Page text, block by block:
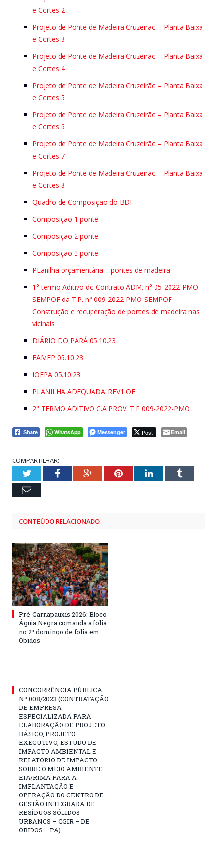
e Cortes 2
Projeto de Ponte de Madeira Cruzeirão – Planta Baixa
e Cortes 3
Projeto de Ponte de Madeira Cruzeirão – Planta Baixa
e Cortes 4
Projeto de Ponte de Madeira Cruzeirão – Planta Baixa
e Cortes 5
Projeto de Ponte de Madeira Cruzeirão – Planta Baixa
e Cortes 6
Projeto de Ponte de Madeira Cruzeirão – Planta Baixa
e Cortes 7
Projeto de Ponte de Madeira Cruzeirão – Planta Baixa
e Cortes 8
Quadro de Composição do BDI
Composição 1 ponte
Composição 2 ponte
Composição 3 ponte
PLanilha orçamentária – pontes de madeira
1° termo Aditivo do Contrato ADM. n° 05-2022-PMO-
SEMPOF da T.P. n° 009-2022-PMO-SEMPOF –
Construção e recuperação de pontes de madeira nas
vicinais
DIÁRIO DO PARÁ 05.10.23
FAMEP 05.10.23
IOEPA 05.10.23
PLANILHA ADEQUADA_REV1 OF
2° TERMO ADITIVO C.A PROV. T.P 009-2022-PMO
Share WhatsApp Messenger Post Email
COMPARTILHAR:
TwitterFacebookGoogle+PinterestLinkedInTumblr
Email
CONTEÚDO RELACIONADO
Pré-Carnapauxis 2026: Bloco
Águia Negra comanda a folia
no 2º domingo de folia em
Óbidos
CONCORRÊNCIA PÚBLICA
Nº 008/2023 (CONTRATAÇÃO
DE EMPRESA
ESPECIALIZADA PARA
ELABORAÇÃO DE PROJETO
BÁSICO, PROJETO
EXECUTIVO, ESTUDO DE
IMPACTO AMBIENTAL E
RELATÓRIO DE IMPACTO
SOBRE O MEIO AMBIENTE –
EIA/RIMA PARA A
IMPLANTAÇÃO E
OPERAÇÃO DO CENTRO DE
GESTÃO INTEGRADA DE
RESÍDUOS SÓLIDOS
URBANOS – CGIR – DE
ÓBIDOS – PA)